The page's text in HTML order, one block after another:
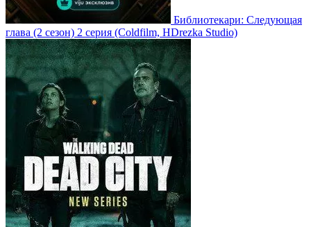
Библиотекари: Следующая
глава (2 сезон) 2 серия (Coldfilm, HDrezka Studio)